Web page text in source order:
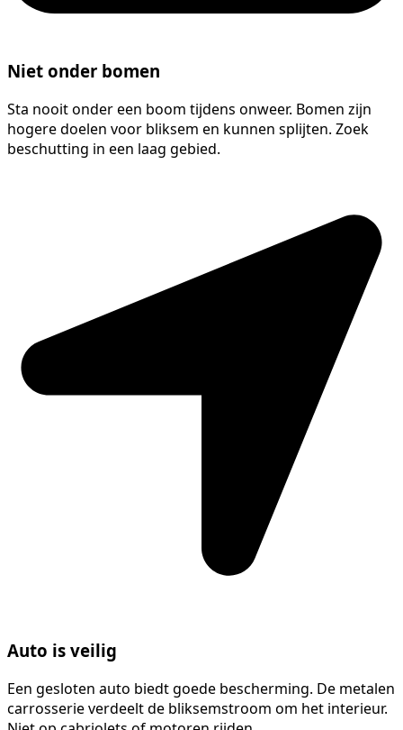
Niet onder bomen
Sta nooit onder een boom tijdens onweer. Bomen zijn
hogere doelen voor bliksem en kunnen splijten. Zoek
beschutting in een laag gebied.
Auto is veilig
Een gesloten auto biedt goede bescherming. De metalen
carrosserie verdeelt de bliksemstroom om het interieur.